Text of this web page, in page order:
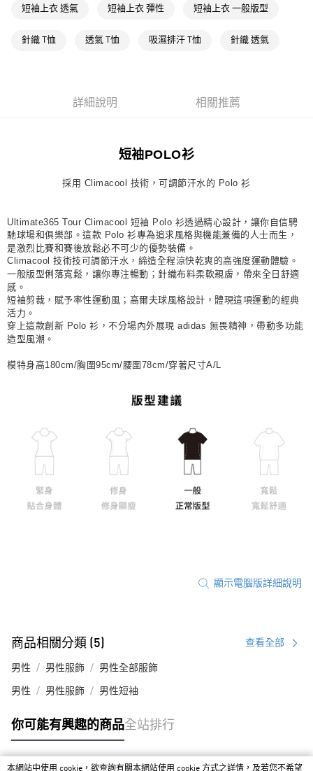
萊爾富取貨付款
每筆NT$80，滿NT$1,500(含以上)免運費
付款後門市自取
每筆NT$80，滿NT$1,500(含以上)免運費
短袖上衣 透氣 短袖上衣 彈性 短袖上衣 一般版型
針織 T恤 透氣 T恤 吸濕排汗 T恤 針織 透氣
詳細說明 相關推薦
短袖POLO衫
採用 Climacool 技術，可調節汗水的 Polo 衫
Ultimate365 Tour Climacool 短袖 Polo 衫透過精心設計，讓你自信騁
馳球場和俱樂部。這款 Polo 衫專為追求風格與機能兼備的人士而生，
是激烈比賽和賽後放鬆必不可少的優勢裝備。
Climacool 技術技可調節汗水，締造全程涼快乾爽的高強度運動體驗。
一般版型俐落寬鬆，讓你專注暢動；針織布料柔軟親膚，帶來全日舒適
感。
短袖剪裁，賦予率性運動風；高爾夫球風格設計，體現這項運動的經典
活力。
穿上這款創新 Polo 衫，不分場內外展現 adidas 無畏精神，帶動多功能
造型風潮。
模特身高180cm/胸圍95cm/腰圍78cm/穿著尺寸A/L
顯示電腦版詳細說明
商品相關分類 (5) 查看全部
男性 男性服飾 男性全部服飾
男性 男性服飾 男性短袖
你可能有興趣的商品全站排行
本網站中使用 cookie，欲查詢有關本網站使用 cookie 方式之詳情，及若您不希望